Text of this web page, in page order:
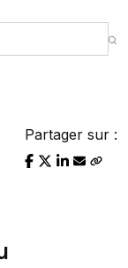
Partager sur :